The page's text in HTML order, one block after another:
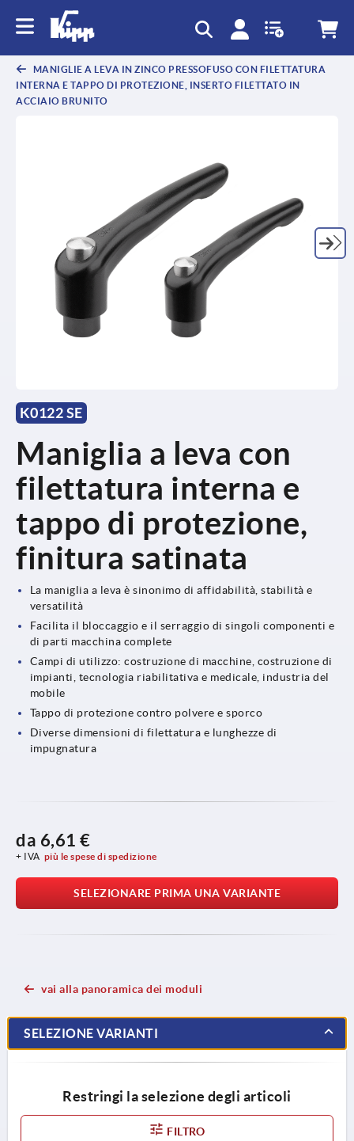
MANIGLIE A LEVA IN ZINCO PRESSOFUSO CON FILETTATURA
INTERNA E TAPPO DI PROTEZIONE, INSERTO FILETTATO IN
ACCIAIO BRUNITO
K0122 SE
Maniglia a leva con
filettatura interna e
tappo di protezione,
finitura satinata
La maniglia a leva è sinonimo di affidabilità, stabilità e
versatilità
Facilita il bloccaggio e il serraggio di singoli componenti e
di parti macchina complete
Campi di utilizzo: costruzione di macchine, costruzione di
impianti, tecnologia riabilitativa e medicale, industria del
mobile
Tappo di protezione contro polvere e sporco
Diverse dimensioni di filettatura e lunghezze di
impugnatura
da 6,61 €
+ IVA più le spese di spedizione
SELEZIONARE PRIMA UNA VARIANTE
vai alla panoramica dei moduli
SELEZIONE VARIANTI
Restringi la selezione degli articoli
FILTRO